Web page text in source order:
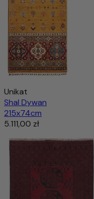
Unikat
Shal Dywan
215x74cm
5.111,00 zł